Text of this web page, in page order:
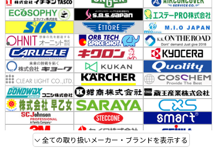
全ての取り扱いメーカー・ブランドを表示する